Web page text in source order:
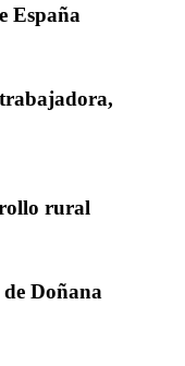
España
rural
Doñana